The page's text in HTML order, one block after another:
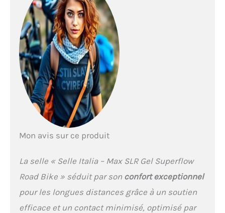
Mon avis sur ce produit
La selle « Selle Italia – Max SLR Gel Superflow
Road Bike » séduit par son confort exceptionnel
pour les longues distances grâce à un soutien
efficace et un contact minimisé, optimisé par